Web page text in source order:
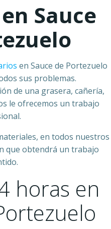
Sauce
en Sauce de Portezuelo
sus problemas.
de una grasera, cañería,
le ofrecemos un trabajo
en todos nuestros
que obtendrá un trabajo
horas en